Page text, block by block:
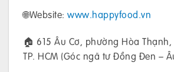
🌐Website: www.happyfood.vn
🏠 615 Âu Cơ, phường Hòa
TP. HCM (Góc ngã tư Đồng Đen –